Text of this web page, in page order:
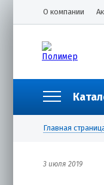
О компании
Главная
3 июля 2019